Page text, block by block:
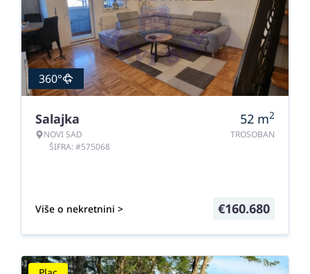
360°
Salajka
NOVI SAD
ŠIFRA: #575068
52 m2
TROSOBAN
Više o nekretnini > €160.680